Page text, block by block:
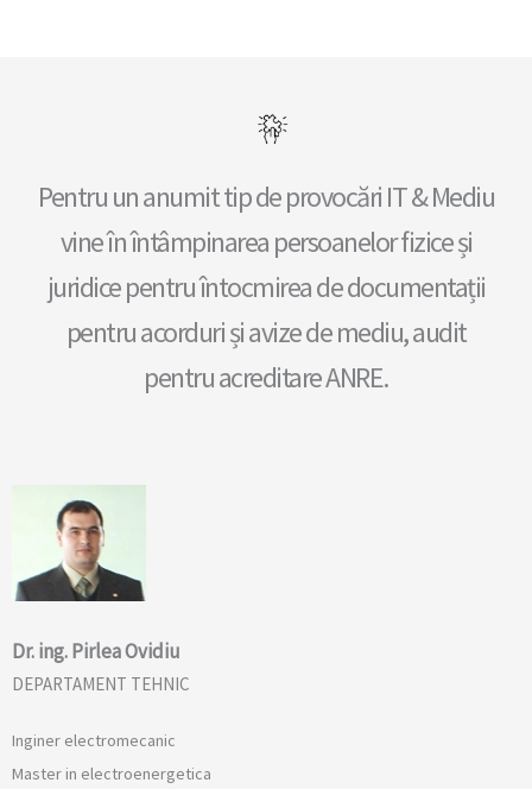
Pentru un anumit tip de provocări IT & Mediu
vine în întâmpinarea persoanelor fizice și
juridice pentru întocmirea de documentații
pentru acorduri și avize de mediu, audit
pentru acreditare ANRE.
Dr. ing. Pirlea Ovidiu
DEPARTAMENT TEHNIC
Inginer electromecanic
Master in electroenergetica